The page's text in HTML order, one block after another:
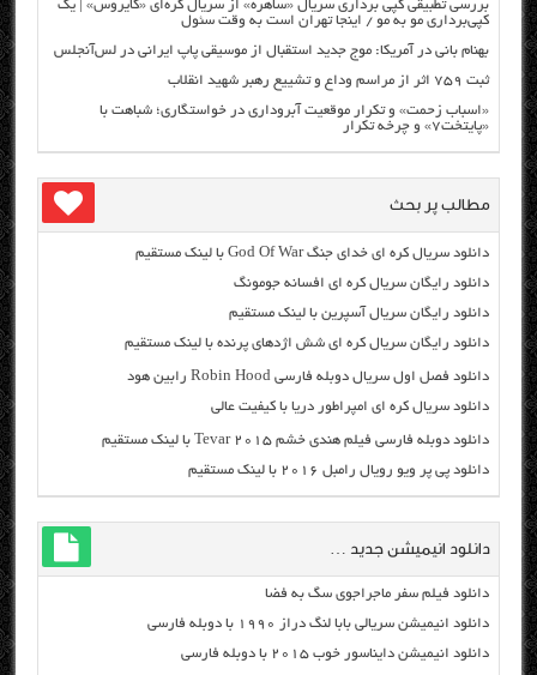
بررسی تطبیقی کپی برداری سریال «ساهره» از سریال کره‌ای «کایروس» | یک
کپی‌برداری مو به مو / اینجا تهران است به وقت سئول
بهنام بانی در آمریکا: موج جدید استقبال از موسیقی پاپ ایرانی در لس‌آنجلس
ثبت ۷۵۹ اثر از مراسم وداع و تشییع رهبر شهید انقلاب
«اسباب زحمت» و تکرار موقعیت آبروداری در خواستگاری؛ شباهت با
«پایتخت۷» و چرخه تکرار
مطالب پر بحث
دانلود سریال کره ای خدای جنگ God Of War با لینک مستقیم
دانلود رایگان سریال کره ای افسانه جومونگ
دانلود رایگان سریال آسپرین با لینک مستقیم
دانلود رایگان سریال کره ای شش اژدهای پرنده با لینک مستقیم
دانلود فصل اول سریال دوبله فارسی Robin Hood رابین هود
دانلود سریال کره ای امپراطور دریا با کیفیت عالی
دانلود دوبله فارسی فیلم هندی خشم Tevar ۲۰۱۵ با لینک مستقیم
دانلود پی پر ویو رویال رامبل ۲۰۱۶ با لینک مستقیم
دانلود انیمیشن جدید …
دانلود فیلم سفر ماجراجوی سگ به فضا
دانلود انیمیشن سریالی بابا لنگ دراز ۱۹۹۰ با دوبله فارسی
دانلود انیمیشن دایناسور خوب ۲۰۱۵ با دوبله فارسی